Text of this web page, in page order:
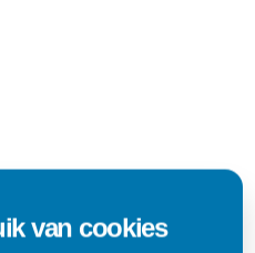
van cookies